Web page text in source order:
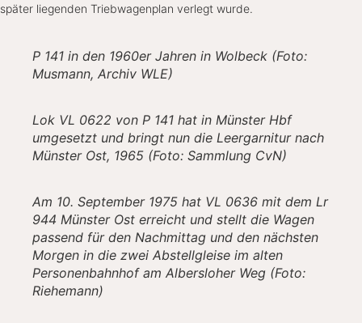
später liegenden Triebwagenplan verlegt wurde.
P 141 in den 1960er Jahren in Wolbeck (Foto:
Musmann, Archiv WLE)
Lok VL 0622 von P 141 hat in Münster Hbf
umgesetzt und bringt nun die Leergarnitur nach
Münster Ost, 1965 (Foto: Sammlung CvN)
Am 10. September 1975 hat VL 0636 mit dem Lr
944 Münster Ost erreicht und stellt die Wagen
passend für den Nachmittag und den nächsten
Morgen in die zwei Abstellgleise im alten
Personenbahnhof am Albersloher Weg (Foto:
Riehemann)